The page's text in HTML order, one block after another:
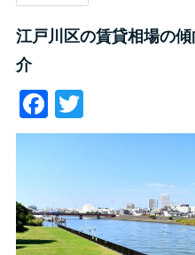
江戸川区の賃貸相場の
介
Facebook